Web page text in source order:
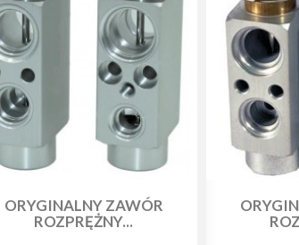
ORYGINALNY ZAWÓR
ROZPRĘŻNY...